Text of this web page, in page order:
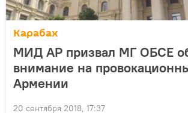
Карабах
МИД АР призвал МГ ОБСЕ
внимание на
Армении
20 сентября 2018, 17:37